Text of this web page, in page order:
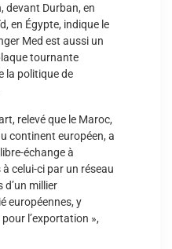
devant Durban, en
en Égypte, indique le
Med est aussi un
tournante
la politique de
relevé que le Maroc,
continent européen, a
échange à
celui-ci par un réseau
d’un millier
européennes, y
l’exportation »,